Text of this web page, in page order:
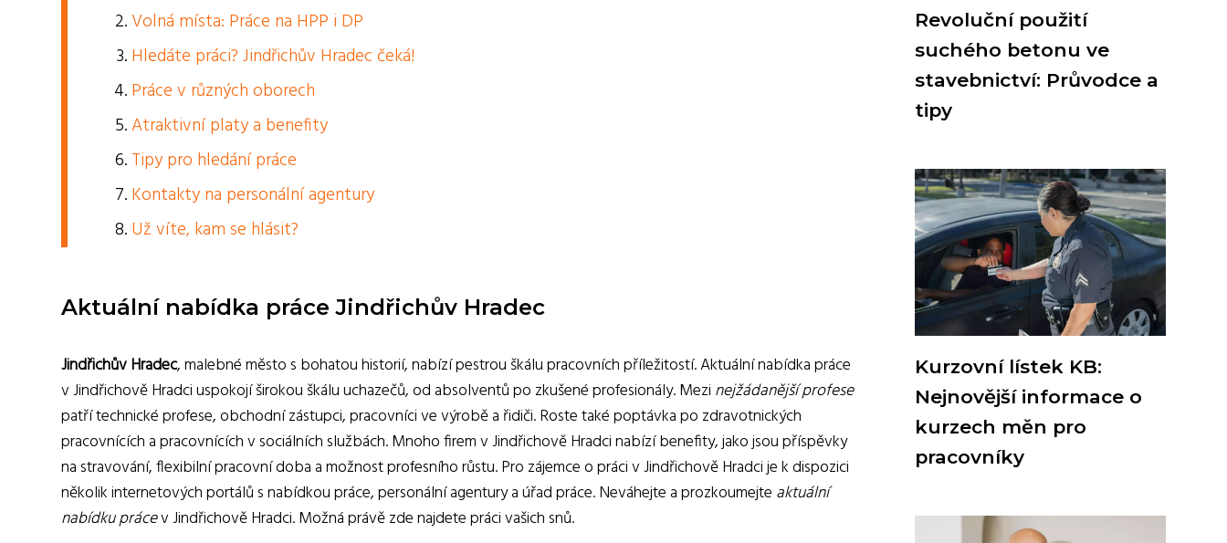
Volná místa: Práce na HPP i DP
Hledáte práci? Jindřichův Hradec čeká!
Práce v různých oborech
Atraktivní platy a benefity
Tipy pro hledání práce
Kontakty na personální agentury
Už víte, kam se hlásit?
Aktuální nabídka práce Jindřichův Hradec
Jindřichův Hradec, malebné město s bohatou historií, nabízí pestrou škálu pracovních příležitostí. Aktuální nabídka práce
v Jindřichově Hradci uspokojí širokou škálu uchazečů, od absolventů po zkušené profesionály. Mezi nejžádanější profese
patří technické profese, obchodní zástupci, pracovníci ve výrobě a řidiči. Roste také poptávka po zdravotnických
pracovnících a pracovnících v sociálních službách. Mnoho firem v Jindřichově Hradci nabízí benefity, jako jsou příspěvky
na stravování, flexibilní pracovní doba a možnost profesního růstu. Pro zájemce o práci v Jindřichově Hradci je k dispozici
několik internetových portálů s nabídkou práce, personální agentury a úřad práce. Neváhejte a prozkoumejte aktuální
nabídku prácev Jindřichově Hradci. Možná právě zde najdete práci vašich snů.
Revoluční použití
suchého betonu ve
stavebnictví: Průvodce a
tipy
Kurzovní lístek KB:
Nejnovější informace o
kurzech měn pro
pracovníky